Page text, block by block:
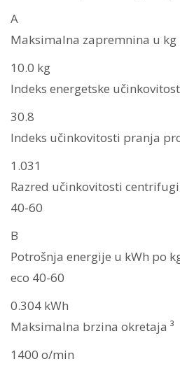
A
Maksimalna zapremnina u kg
10.0 kg
Indeks energetske
30.8
Indeks učinkovitosti pranja
1.031
Razred učinkovitosti
40-60
B
Potrošnja energije u kWh po
eco 40-60
0.304 kWh
Maksimalna brzina okretaja ³
1400 o/min